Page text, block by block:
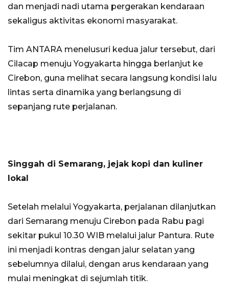
dan menjadi nadi utama pergerakan kendaraan
sekaligus aktivitas ekonomi masyarakat.
Tim ANTARA menelusuri kedua jalur tersebut, dari
Cilacap menuju Yogyakarta hingga berlanjut ke
Cirebon, guna melihat secara langsung kondisi lalu
lintas serta dinamika yang berlangsung di
sepanjang rute perjalanan.
Singgah di Semarang, jejak kopi dan kuliner
lokal
Setelah melalui Yogyakarta, perjalanan dilanjutkan
dari Semarang menuju Cirebon pada Rabu pagi
sekitar pukul 10.30 WIB melalui jalur Pantura. Rute
ini menjadi kontras dengan jalur selatan yang
sebelumnya dilalui, dengan arus kendaraan yang
mulai meningkat di sejumlah titik.